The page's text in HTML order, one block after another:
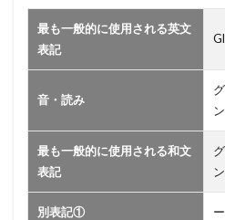
ア
ベ
ジ
プ
ー
リ
ン
グ
最も一般的に使用される英文
表記
音・読み
最も一般的に使用される和文
表記
別表記① ー